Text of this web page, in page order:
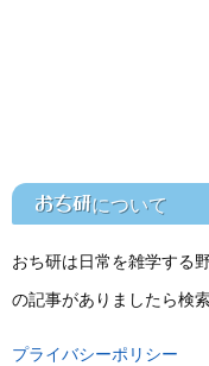
おち研について
おち研は日常を雑学する
の記事がありましたら検
プライバシーポリシー